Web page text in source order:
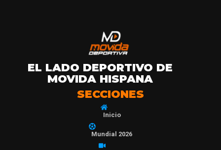
EL LADO DEPORTIVO DE
MOVIDA HISPANA
SECCIONES
Inicio
Mundial 2026